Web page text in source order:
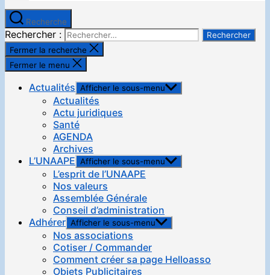
Recherche
Rechercher :
Fermer la recherche
Fermer le menu
Actualités Afficher le sous-menu
Actualités
Actu juridiques
Santé
AGENDA
Archives
L’UNAAPE Afficher le sous-menu
L’esprit de l’UNAAPE
Nos valeurs
Assemblée Générale
Conseil d’administration
Adhérer Afficher le sous-menu
Nos associations
Cotiser / Commander
Comment créer sa page Helloasso
Objets Publicitaires